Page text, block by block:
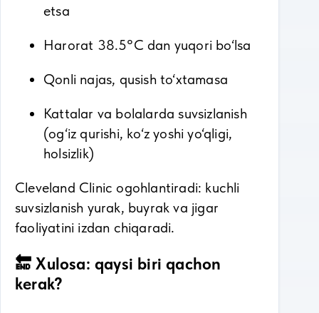
etsa
Harorat 38.5°С dan yuqori bo‘lsa
Qonli najas, qusish to‘xtamasa
Kattalar va bolalarda suvsizlanish
(og‘iz qurishi, ko‘z yoshi yo‘qligi,
holsizlik)
Cleveland Clinic ogohlantiradi: kuchli
suvsizlanish yurak, buyrak va jigar
faoliyatini izdan chiqaradi.
🔚 Xulosa: qaysi biri qachon
kerak?